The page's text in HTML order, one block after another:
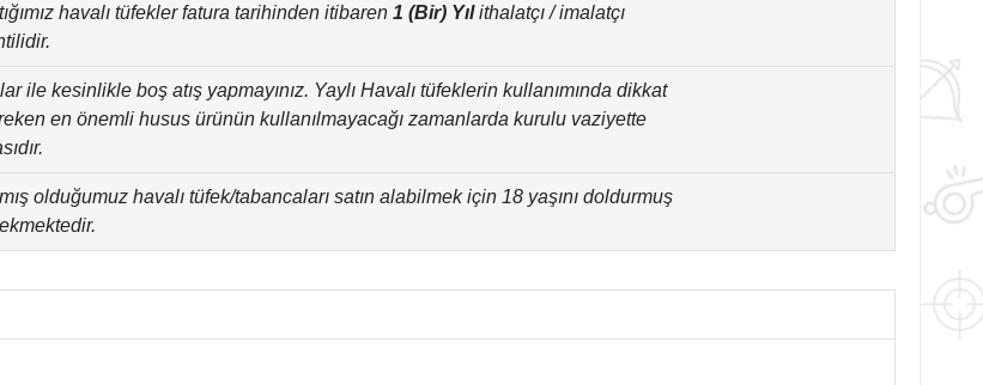
havalı tüfekler fatura tarihinden itibaren 1 (Bir) Yılithalatçı / imalatçı
ile kesinlikle boş atış yapmayınız. Yaylı Havalı tüfeklerin kullanımında dikkat
en önemli husus ürünün kullanılmayacağı zamanlarda kurulu vaziyette
olduğumuz havalı tüfek/tabancaları satın alabilmek için 18 yaşını doldurmuş